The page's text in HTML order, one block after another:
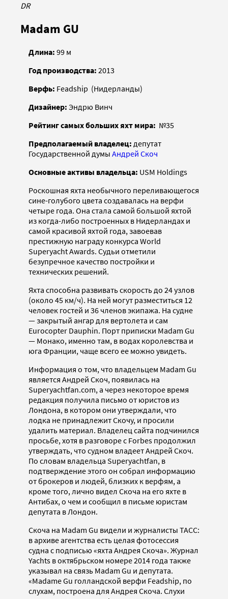
DR
Madam GU
Длина: 99 м
Год производства: 2013
Верфь: Feadship (Нидерланды)
Дизайнер: Эндрю Винч
Рейтинг самых больших яхт мира: №35
Предполагаемый владелец: депутат
Государственной думы Андрей Скоч
Основные активы владельца: USM Holdings
Роскошная яхта необычного переливающегося
сине-голубого цвета создавалась на верфи
четыре года. Она стала самой большой яхтой
из когда-либо построенных в Нидерландах и
самой красивой яхтой года, завоевав
престижную награду конкурса World
Superyacht Awards. Судьи отметили
безупречное качество постройки и
технических решений.
Яхта способна развивать скорость до 24 узлов
(около 45 км/ч). На ней могут разместиться 12
человек гостей и 36 членов экипажа. На судне
— закрытый ангар для вертолета и сам
Eurocopter Dauphin. Порт приписки Madam Gu
— Монако, именно там, в водах королевства и
юга Франции, чаще всего ее можно увидеть.
Информация о том, что владельцем Madam Gu
является Андрей Скоч, появилась на
Superyachtfan.com, а через некоторое время
редакция получила письмо от юристов из
Лондона, в котором они утверждали, что
лодка не принадлежит Скочу, и просили
удалить материал. Владелец сайта подчинился
просьбе, хотя в разговоре с Forbes продолжил
утверждать, что судном владеет Андрей Скоч.
По словам владельца Superyachtfan, в
подтверждение этого он собрал информацию
от брокеров и людей, близких к верфям, а
кроме того, лично видел Скоча на его яхте в
Антибах, о чем и сообщил в письме юристам
депутата в Лондон.
Скоча на Madam Gu видели и журналисты ТАСС:
в архиве агентства есть целая фотосессия
судна с подписью «яхта Андрея Скоча». Журнал
Yachts в октябрьском номере 2014 года также
указывал на связь Madam Gu и депутата.
«Madame Gu голландской верфи Feadship, по
слухам, построена для Андрея Скоча. Слухи